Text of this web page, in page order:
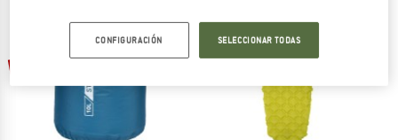
TO THE SALE
hasta un 50% 33%
CONFIGURACIÓN SELECCIONAR TODAS